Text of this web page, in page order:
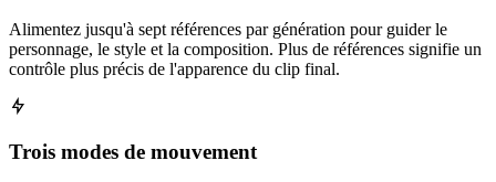
Alimentez jusqu'à sept références par génération pour guider le
personnage, le style et la composition. Plus de références signifie un
contrôle plus précis de l'apparence du clip final.
Trois modes de mouvement